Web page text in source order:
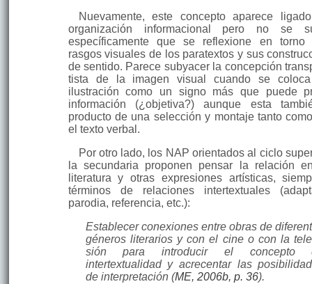
Nuevamente, este concepto aparece
organización informacional pero no se
específicamente que se reflexione en
rasgos visuales de los paratextos y sus
de sentido. Parece subyacer la concepción
tista de la imagen visual cuando se
ilustración como un signo más que puede
información (¿objetiva?) aunque esta
producto de una selección y montaje tanto
el texto verbal.
Por otro lado, los NAP orientados al ciclo
la secundaria proponen pensar la relación
literatura y otras expresiones artísticas,
términos de relaciones intertextuales
parodia, referencia, etc.):
Establecer conexiones entre obras de
géneros literarios y con el cine o con la
sión para introducir el concepto
intertextualidad y acrecentar las
de interpreta­ción (ME, 2006b, p. 36).